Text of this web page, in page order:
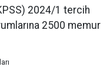
2024/1 tercih
2500 memur